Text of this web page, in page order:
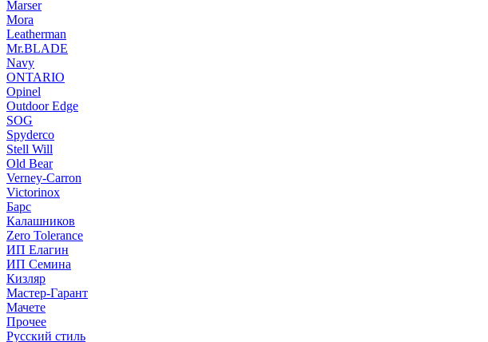
Marser
Mora
Leatherman
Mr.BLADE
Navy
ONTARIO
Opinel
Outdoor Edge
SOG
Spyderco
Stell Will
Old Bear
Verney-Carron
Victorinox
Барс
Калашников
Zero Tolerance
ИП Елагин
ИП Семина
Кизляр
Мастер-Гарант
Мачете
Прочее
Русский стиль